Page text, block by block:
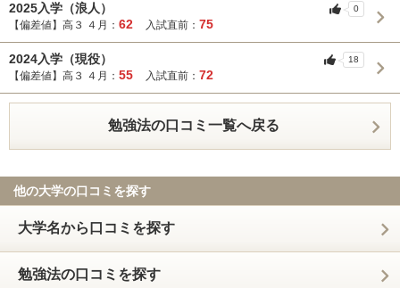
2025入学（浪人）
【偏差値】高３ ４月： 62 入試直前： 75
0
2024入学（現役）
【偏差値】高３ ４月： 55 入試直前： 72
18
勉強法の口コミ一覧へ戻る
他の大学の口コミを探す
大学名から口コミを探す
勉強法の口コミを探す